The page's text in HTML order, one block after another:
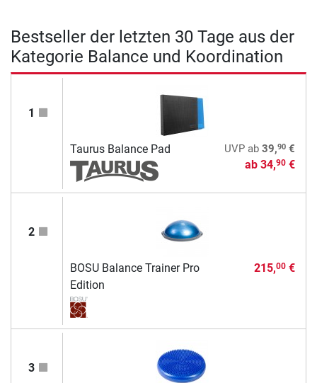
Bestseller der letzten 30 Tage aus der
Kategorie Balance und Koordination
1
Taurus Balance Pad UVPab 39,90€
ab 34,90€
2
BOSU Balance Trainer Pro
Edition
215,00€
3